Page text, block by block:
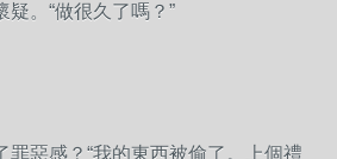
疑。“做很久了嗎？”
罪惡感？“我的東西被偷了。上個禮